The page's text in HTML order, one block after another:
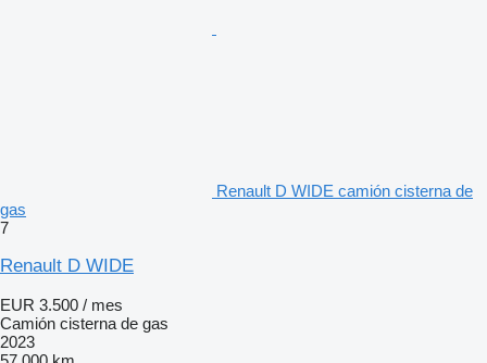
Renault D WIDE camión cisterna de
gas
7
Renault D WIDE
EUR 3.500 / mes
Camión cisterna de gas
2023